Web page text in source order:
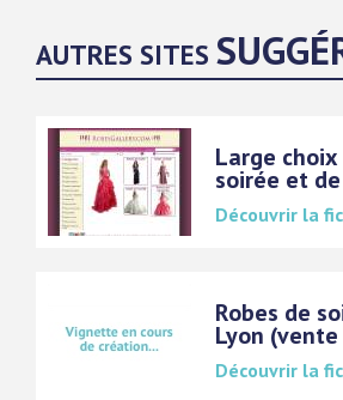
AUTRES SITES
Large
soirée et
Découvrir la
Robes de
Lyon
Découvrir la